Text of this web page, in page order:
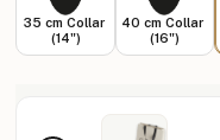
35 cm Collar
(14")
40 cm Collar
(16")